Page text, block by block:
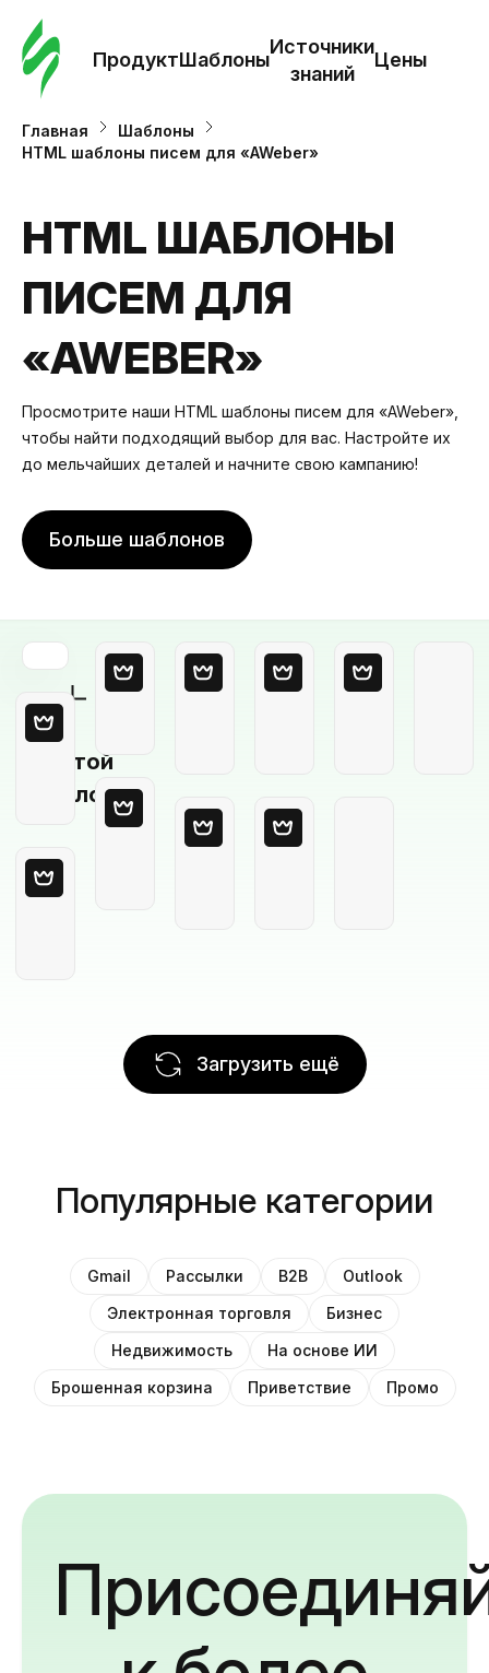
ПродуктШаблоны
Источники
знаний
Цены
Главная
Шаблоны
HTML шаблоны писем для «AWeber»
HTML ШАБЛОНЫ
ПИСЕМ ДЛЯ
«AWEBER»
Просмотрите наши HTML шаблоны писем для «AWeber»,
чтобы найти подходящий выбор для вас. Настройте их
до мельчайших деталей и начните свою кампанию!
Больше шаблонов
Пустой
шаблон
Загрузить ещё
Популярные категории
Gmail Рассылки B2B
Outlook
Электронная торговля
Бизнес
Недвижимость
На основе ИИ
Брошенная корзина
Приветствие Промо